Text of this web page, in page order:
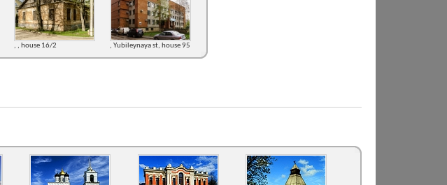
, , house 16/2 , Yubileynaya st, house 95